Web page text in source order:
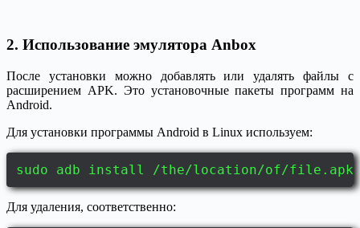
2. Использование эмулятора Anbox
После установки можно добавлять или удалять файлы с
расширением APK. Это установочные пакеты программ на
Android.
Для установки программы Android в Linux используем:
sudo adb install /the/location/of/file.apk
Для удаления, соответственно: